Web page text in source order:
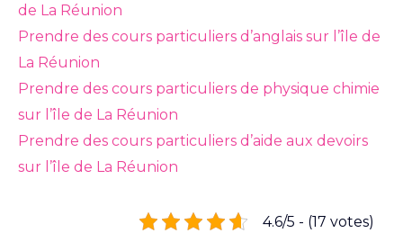
de La Réunion
Prendre des cours particuliers d’anglais sur l’île de
La Réunion
Prendre des cours particuliers de physique chimie
sur l’île de La Réunion
Prendre des cours particuliers d’aide aux devoirs
sur l’île de La Réunion
4.6/5 - (17 votes)